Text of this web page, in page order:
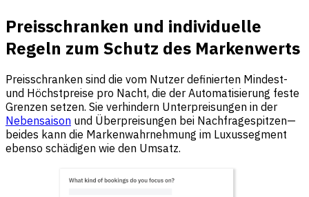
Preisschranken und individuelle
Regeln zum Schutz des Markenwerts
Preisschranken sind die vom Nutzer definierten Mindest-
und Höchstpreise pro Nacht, die der Automatisierung feste
Grenzen setzen. Sie verhindern Unterpreisungen in der
Nebensaison und Überpreisungen bei Nachfragespitzen—
beides kann die Markenwahrnehmung im Luxussegment
ebenso schädigen wie den Umsatz.